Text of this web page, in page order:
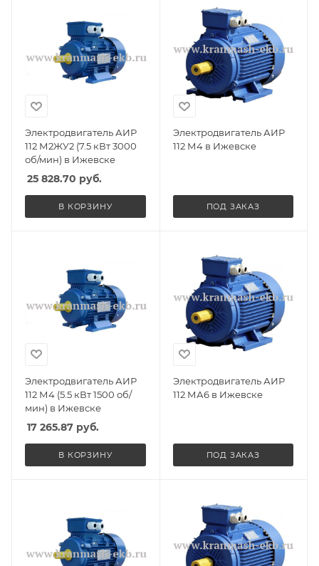
Электродвигатель АИР
112 М2ЖУ2 (7.5 кВт 3000
об/мин) в Ижевске
25 828.70 руб.
В КОРЗИНУ
Электродвигатель АИР
112 М4 в Ижевске
ПОД ЗАКАЗ
Электродвигатель АИР
112 М4 (5.5 кВт 1500 об/
мин) в Ижевске
17 265.87 руб.
В КОРЗИНУ
Электродвигатель АИР
112 МА6 в Ижевске
ПОД ЗАКАЗ